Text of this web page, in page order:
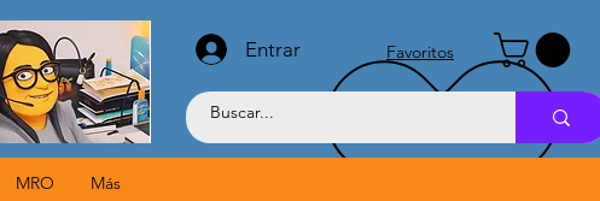
Entrar Favoritos
MRO Más